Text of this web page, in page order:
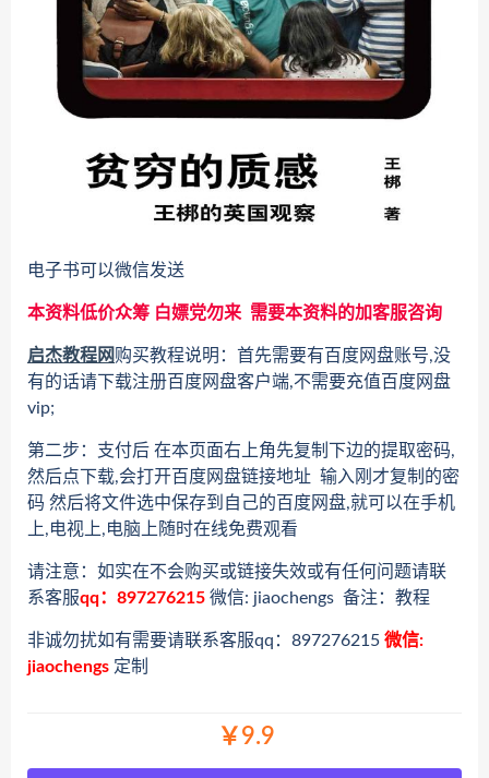
电子书可以微信发送
本资料低价众筹 白嫖党勿来 需要本资料的加客服咨询
启杰教程网购买教程说明：首先需要有百度网盘账号,没
有的话请下载注册百度网盘客户端,不需要充值百度网盘
vip;
第二步：支付后 在本页面右上角先复制下边的提取密码,
然后点下载,会打开百度网盘链接地址 输入刚才复制的密
码 然后将文件选中保存到自己的百度网盘,就可以在手机
上,电视上,电脑上随时在线免费观看
请注意：如实在不会购买或链接失效或有任何问题请联
系客服qq：897276215 微信: jiaochengs 备注：教程
非诚勿扰如有需要请联系客服qq：897276215 微信:
jiaochengs 定制
￥9.9